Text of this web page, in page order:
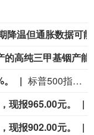
标普500指数走高，上涨0.5%。
现报965.00元。
现报902.00元。